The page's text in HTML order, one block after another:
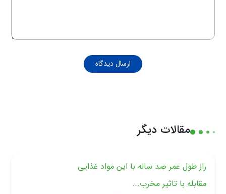
ارسال دیدگاه
مقالات دیگر
راز طول عمر صد ساله با این مواد غذایی
مقابله با تاثیر مخرب...